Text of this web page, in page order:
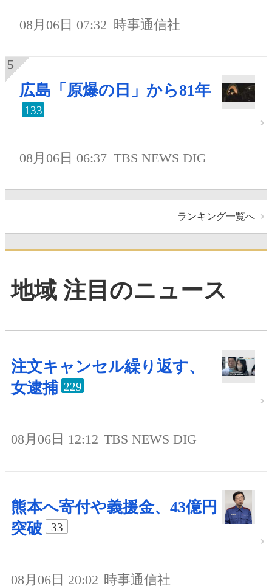
08月06日 07:32 時事通信社
広島「原爆の日」から81年
133
08月06日 06:37 TBS NEWS DIG
ランキング一覧へ
地域 注目のニュース
注文キャンセル繰り返す、
女逮捕 229
08月06日 12:12 TBS NEWS DIG
熊本へ寄付や義援金、43億円
突破
33
08月06日 20:02 時事通信社